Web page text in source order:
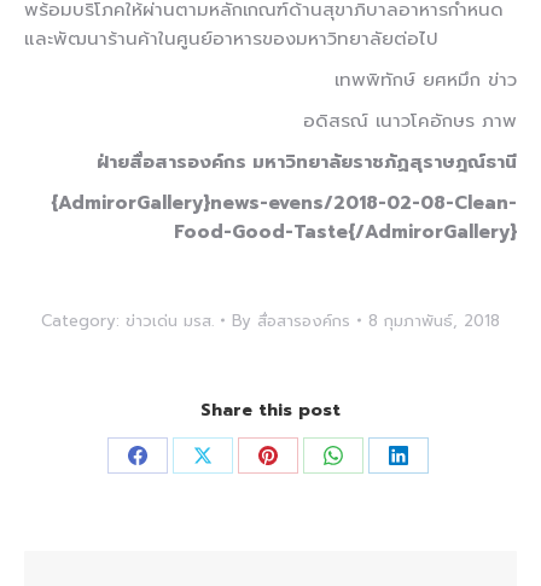
พร้อมบริโภคให้ผ่านตามหลักเกณฑ์ด้านสุขาภิบาลอาหารกำหนด
และพัฒนาร้านค้าในศูนย์อาหารของมหาวิทยาลัยต่อไป
เทพพิทักษ์ ยศหมึก ข่าว
อดิสรณ์ เนาวโคอักษร ภาพ
ฝ่ายสื่อสารองค์กร มหาวิทยาลัยราชภัฏสุราษฎณ์ธานี
{AdmirorGallery}news-evens/2018-02-08-Clean-
Food-Good-Taste{/AdmirorGallery}
Category: ข่าวเด่น มรส. By สื่อสารองค์กร 8 กุมภาพันธ์, 2018
Share this post
Share Share Share Share Share